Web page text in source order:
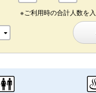
※ご利用時の合計人数を